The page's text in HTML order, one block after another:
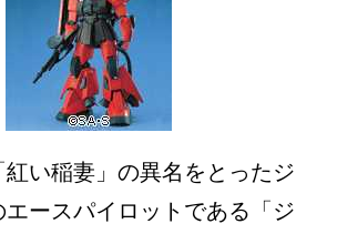
紅い稲妻」の異名をとったジ
ースパイロットである「ジ